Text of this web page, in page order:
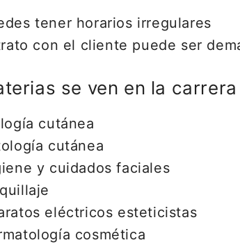
tener horarios irregulares
con el cliente puede ser
se ven en la
cutánea
cutánea
y cuidados faciales
eléctricos esteticistas
cosmética